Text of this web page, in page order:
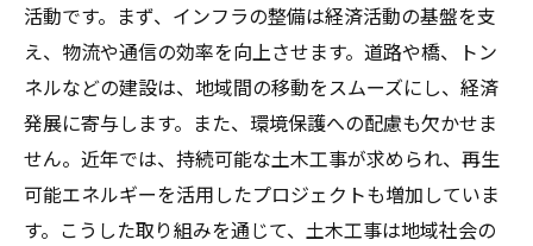
活動です。まず、インフラの整備は経済活動の基盤を支
え、物流や通信の効率を向上させます。道路や橋、トン
ネルなどの建設は、地域間の移動をスムーズにし、経済
発展に寄与します。また、環境保護への配慮も欠かせま
せん。近年では、持続可能な土木工事が求められ、再生
可能エネルギーを活用したプロジェクトも増加していま
す。こうした取り組みを通じて、土木工事は地域社会の